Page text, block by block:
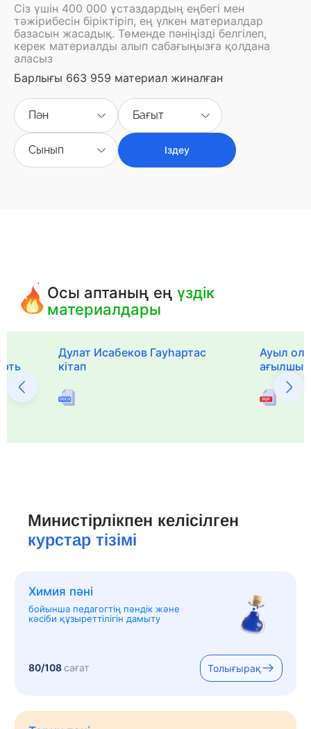
Сіз үшін 400 000 ұстаздардың еңбегі мен
тәжірибесін біріктіріп, ең үлкен материалдар
базасын жасадық. Төменде пәніңізді белгілеп,
керек материалды алып сабағыңызға қолдана
аласыз
Барлығы 663 959 материал жиналған
Пән Бағыт
Сынып Іздеу
Осы аптаның еңүздік
материалдары
Дулат Исабеков Гауһартас
кітап
Ауыл
ағылшын
Министірлікпен келісілген
курстар тізімі
Химия пәні
бойынша педагогтің пәндік және
кәсіби құзыреттілігін дамыту
80/108сағат Толығырақ